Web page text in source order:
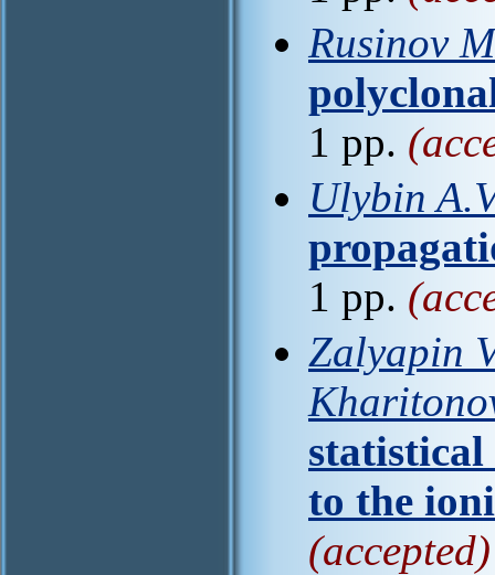
Rusinov
1 pp.
Ulybin
1 pp.
Zalyapin
statistical
to the
(accepted)